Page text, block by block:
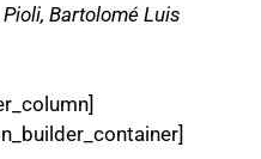
Bartolomé Luis